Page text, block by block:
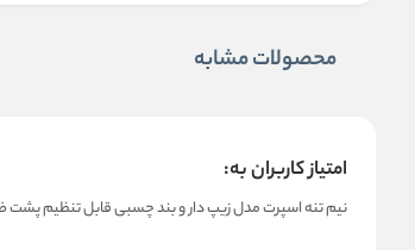
محصولات مشابه
امتیاز کاربران به:
نیم‌ تنه اسپرت مدل زیپ‌ دار و بند چسبی قابل تنظیم پشت